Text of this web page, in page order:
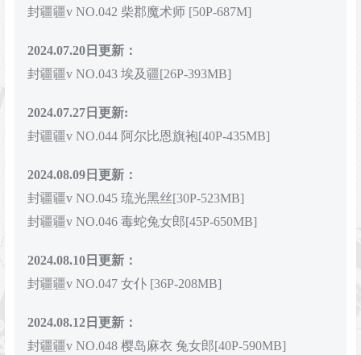
封疆疆v NO.042 柴郡魔术师 [50P-687M]
2024.07.20日更新：
封疆疆v NO.043 埃及疆[26P-393MB]
2024.07.27日更新:
封疆疆v NO.044 阿尔比恩旗袍[40P-435MB]
2024.08.09日更新：
封疆疆v NO.045 琉光黑丝[30P-523MB]
封疆疆v NO.046 毒蛇兔女郎[45P-650MB]
2024.08.10日更新：
封疆疆v NO.047 女仆 [36P-208MB]
2024.08.12日更新：
封疆疆v NO.048 樱岛麻衣 兔女郎[40P-590MB]